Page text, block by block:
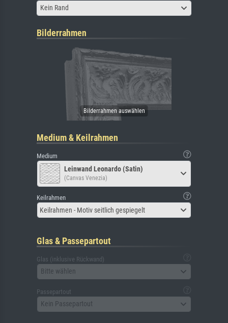
Kein Rand
Bilderrahmen
Medium & Keilrahmen
Medium
Leinwand Leonardo (Satin)
(Canvas Venezia)
Keilrahmen
Keilrahmen - Motiv seitlich gespiegelt
Glas & Passepartout
Glas (inklusive Rückwand)
Bitte wählen
Passepartout
Kein Passepartout